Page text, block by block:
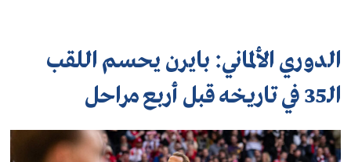
الدوري الألماني: بايرن يحسم اللقب
الـ35 في تاريخه قبل أربع مراحل